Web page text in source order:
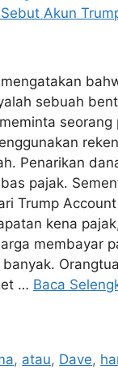
sebuah
seorang
Penarikan
pajak.
Trump
kena
membayar
… Baca
, atau, Dave,